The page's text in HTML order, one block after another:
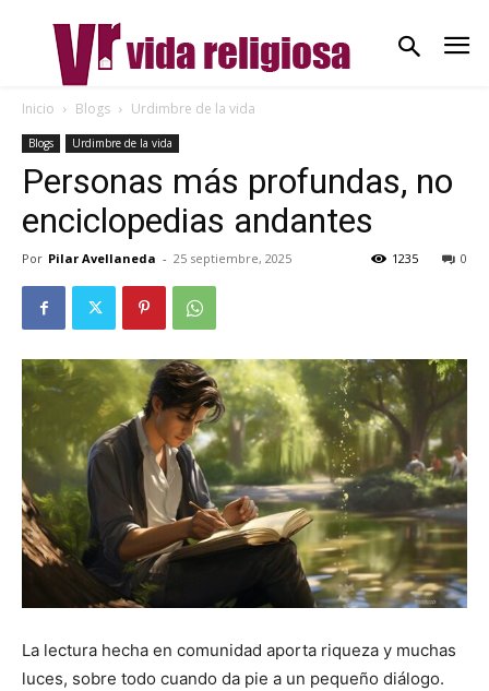
Inicio Blogs Urdimbre de la vida
Blogs Urdimbre de la vida
Personas más profundas, no
enciclopedias andantes
Por Pilar Avellaneda - 25 septiembre, 2025 0
1235
La lectura hecha en comunidad aporta riqueza y muchas
luces, sobre todo cuando da pie a un pequeño diálogo.